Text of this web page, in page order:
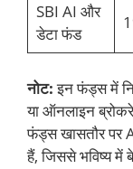
SBI AI और
डेटा फंड
नोट:इन फंड्स में
या ऑनलाइन
फंड्स खासतौर पर
हैं, जिससे भविष्य में